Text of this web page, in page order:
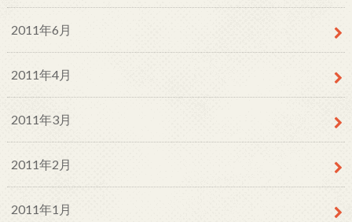
2011年6月
2011年4月
2011年3月
2011年2月
2011年1月